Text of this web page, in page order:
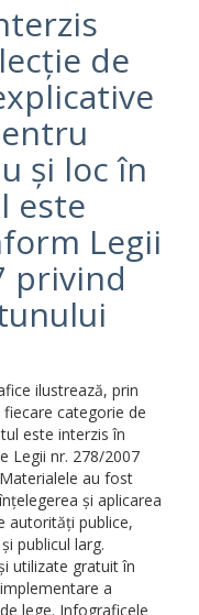
de
și loc în
este
Legii
privind
ilustrează, prin
categorie de
este interzis în
Legii nr. 278/2007
au fost
și aplicarea
autorități publice,
publicul larg.
utilizate gratuit în
a
lege. Infograficele